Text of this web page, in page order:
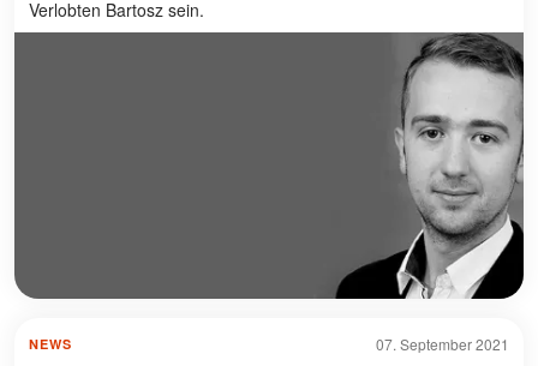
Verlobten Bartosz sein.
07. September 2021
NEWS